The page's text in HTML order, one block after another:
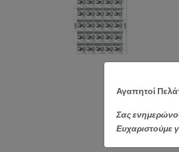
Αγαπητοί
Σας
Ευχαριστούμε